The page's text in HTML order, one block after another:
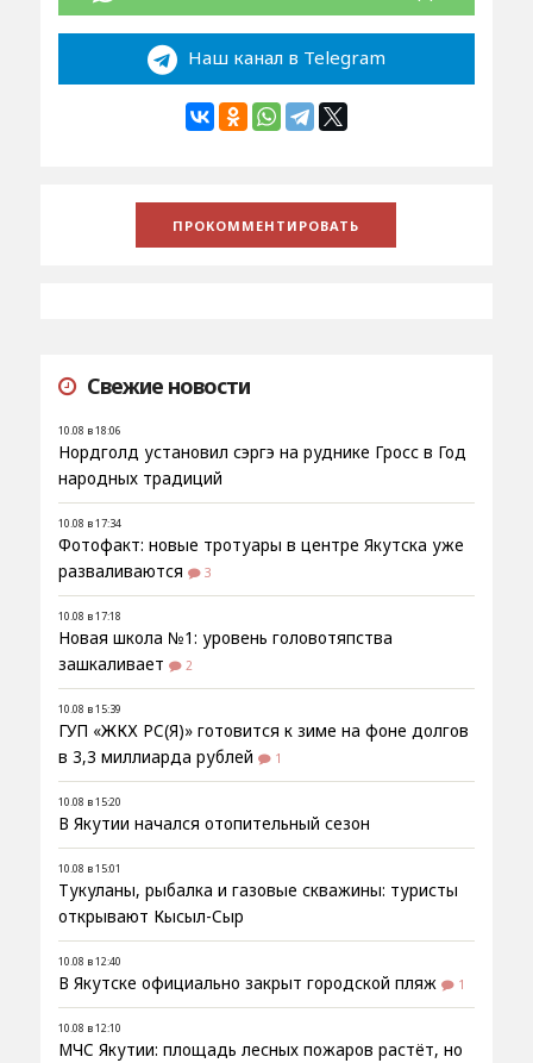
Наш канал в Telegram
Свежие новости
10.08 в 18:06
Нордголд установил сэргэ на руднике Гросс в Год
народных традиций
10.08 в 17:34
Фотофакт: новые тротуары в центре Якутска уже
разваливаются
3
10.08 в 17:18
Новая школа №1: уровень головотяпства
зашкаливает
2
10.08 в 15:39
ГУП «ЖКХ РС(Я)» готовится к зиме на фоне долгов
в 3,3 миллиарда рублей
1
10.08 в 15:20
В Якутии начался отопительный сезон
10.08 в 15:01
Тукуланы, рыбалка и газовые скважины: туристы
открывают Кысыл-Сыр
10.08 в 12:40
В Якутске официально закрыт городской пляж 1
10.08 в 12:10
МЧС Якутии: площадь лесных пожаров растёт, но